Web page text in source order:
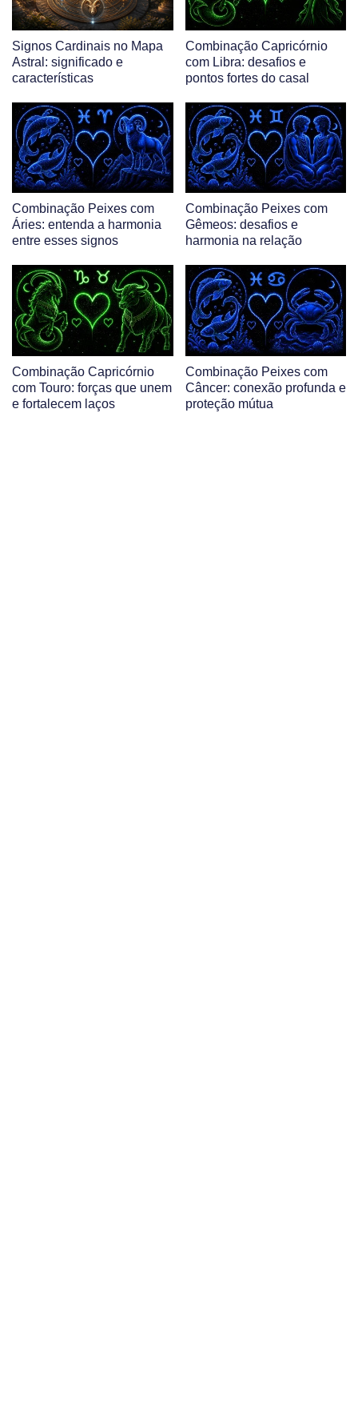
Signos Cardinais no Mapa
Astral: significado e
características
Combinação Capricórnio
com Libra: desafios e
pontos fortes do casal
Combinação Peixes com
Áries: entenda a harmonia
entre esses signos
Combinação Peixes com
Gêmeos: desafios e
harmonia na relação
Combinação Capricórnio
com Touro: forças que unem
e fortalecem laços
Combinação Peixes com
Câncer: conexão profunda e
proteção mútua